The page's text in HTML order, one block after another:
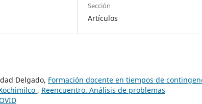
Sección
Artículos
Delgado, Formación docente en tiempos de
, Reencuentro. Análisis de problemas